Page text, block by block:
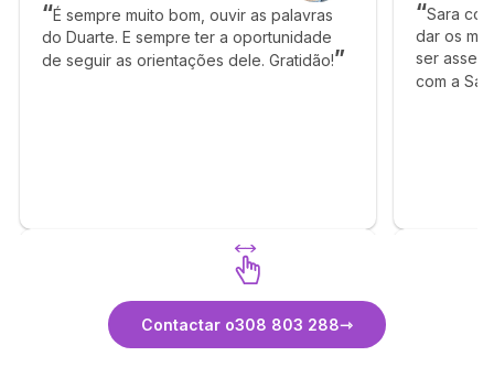
É sempre muito bom, ouvir as palavras
do Duarte. E sempre ter a oportunidade
de seguir as orientações dele. Gratidão!
Descubra Duarte Esperança
Sara
dar os
ser
com a
Contactar o308 803 288